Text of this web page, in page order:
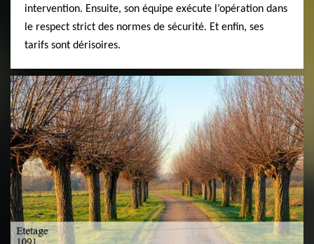
intervention. Ensuite, son équipe exécute l’opération dans
le respect strict des normes de sécurité. Et enfin, ses
tarifs sont dérisoires.